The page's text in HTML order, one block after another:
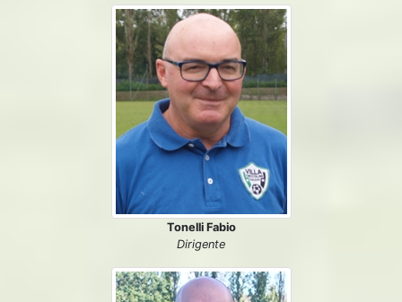
Tonelli Fabio
Dirigente